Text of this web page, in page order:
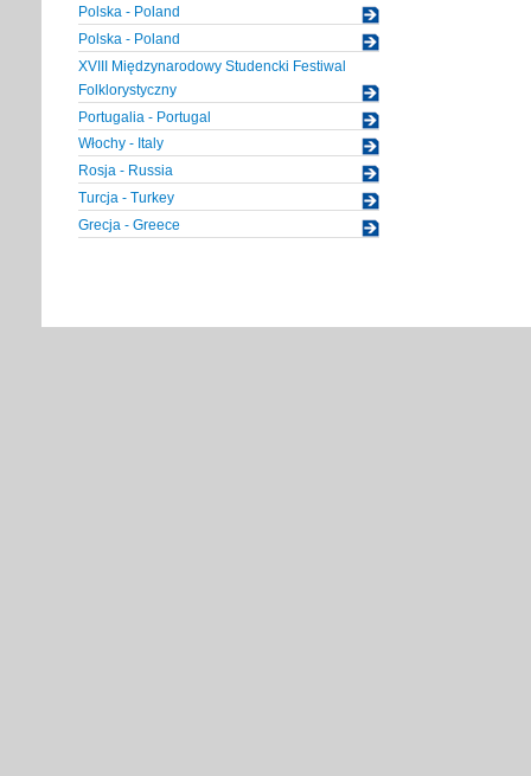
Polska - Poland
Polska - Poland
XVIII Międzynarodowy Studencki Festiwal
Folklorystyczny
Portugalia - Portugal
Włochy - Italy
Rosja - Russia
Turcja - Turkey
Grecja - Greece